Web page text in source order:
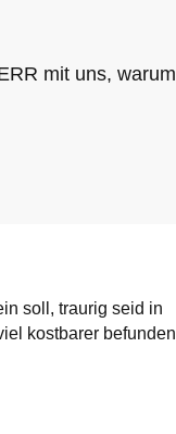
mit uns, warum
soll, traurig seid in
kostbarer befunden